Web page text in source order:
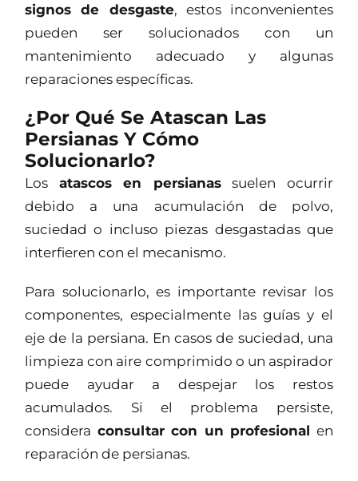
signos de desgaste, estos inconvenientes
pueden ser solucionados con un
mantenimiento adecuado y algunas
reparaciones específicas.
¿Por Qué Se Atascan Las
Persianas Y Cómo
Solucionarlo?
Los atascos en persianassuelen ocurrir
debido a una acumulación de polvo,
suciedad o incluso piezas desgastadas que
interfieren con el mecanismo.
Para solucionarlo, es importante revisar los
componentes, especialmente las guías y el
eje de la persiana. En casos de suciedad, una
limpieza con aire comprimido o un aspirador
puede ayudar a despejar los restos
acumulados. Si el problema persiste,
considera consultar con un profesional en
reparación de persianas.